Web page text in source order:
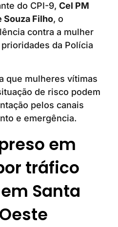
do CPI-9, Cel PM
Souza Filho, o
contra a mulher
da Polícia
que mulheres vítimas
de risco podem
pelos canais
e emergência.
em
tráfico
Santa